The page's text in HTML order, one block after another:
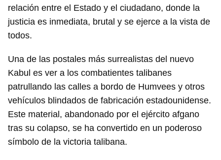
Guardar como favorito
Para poder guardar como favorito, primero has de
INICIAR SESIÓN CANCELAR
relación entre el Estado y el ciudadano, donde la
justicia es inmediata, brutal y se ejerce a la vista de
todos.
Una de las postales más surrealistas del nuevo
Kabul es ver a los combatientes talibanes
patrullando las calles a bordo de Humvees y otros
vehículos blindados de fabricación estadounidense.
Este material, abandonado por el ejército afgano
tras su colapso, se ha convertido en un poderoso
símbolo de la victoria talibana.